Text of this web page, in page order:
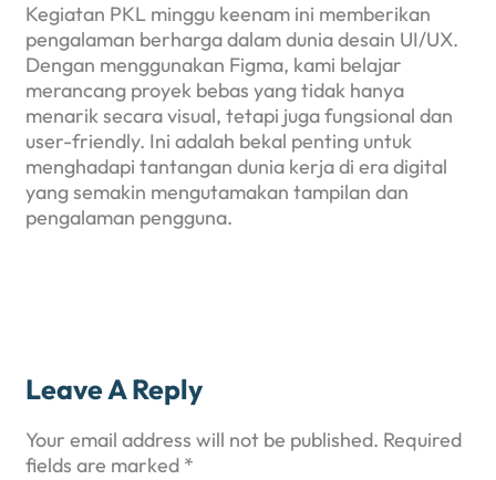
Kegiatan PKL minggu keenam ini memberikan
pengalaman berharga dalam dunia desain UI/UX.
Dengan menggunakan Figma, kami belajar
merancang proyek bebas yang tidak hanya
menarik secara visual, tetapi juga fungsional dan
user-friendly. Ini adalah bekal penting untuk
menghadapi tantangan dunia kerja di era digital
yang semakin mengutamakan tampilan dan
pengalaman pengguna.
Leave A Reply
Your email address will not be published. Required
fields are marked *